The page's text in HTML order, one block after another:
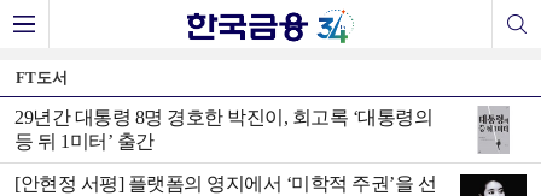
FT도서
29년간 대통령 8명 경호한 박진이, 회고록 ‘대통령의
등 뒤 1미터’ 출간
[안현정 서평] 플랫폼의 영지에서 ‘미학적 주권’을 선